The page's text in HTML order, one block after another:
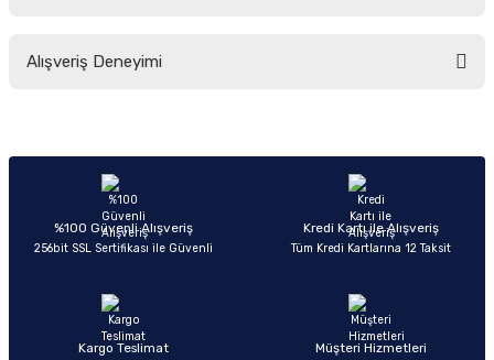
yetersiz gördüğünüz noktaları öneri formunu kullanarak tarafımıza
Ürün açıklamasında eksik bilgiler bulunuyor.
Ürün bilgilerinde hatalar bulunuyor.
Ürün fiyatı diğer sitelerden daha pahalı.
Alışveriş Deneyimi
Sitemize ilk yorumu siz yapın!
%100 Güvenli Alışveriş
256bit SSL Sertifikası ile Güvenli
Kredi Kartı ile Alışveriş
Tüm Kredi Kartlarına 12 Taksit
Kargo Teslimat Müşteri Hizmetleri